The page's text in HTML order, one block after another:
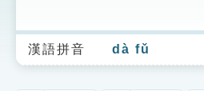
生字詞彙表
漢語拼音 dà fǔ